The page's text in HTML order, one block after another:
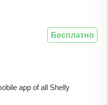
app of all Shelly
Бесплатно